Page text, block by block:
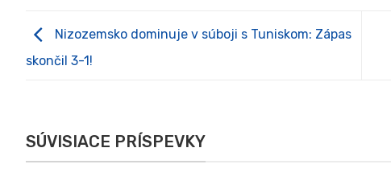
Nizozemsko dominuje v súboji s Tuniskom: Zápas
skončil 3-1!
SÚVISIACE PRÍSPEVKY